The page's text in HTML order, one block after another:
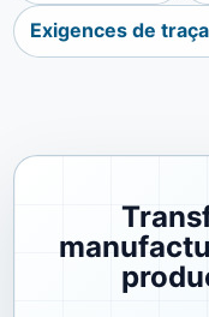
Exigences de